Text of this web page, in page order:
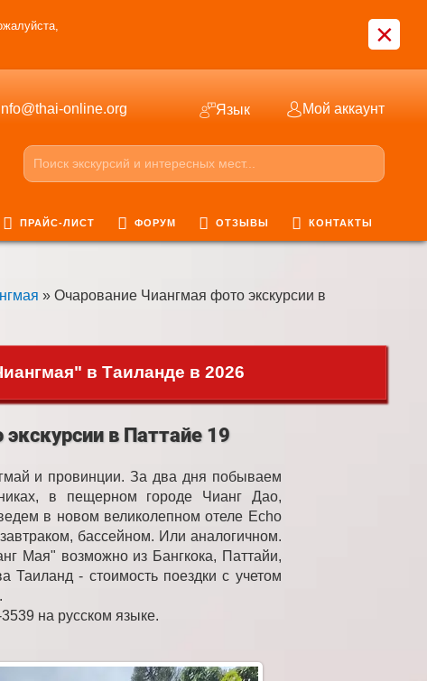
×
online.org Язык Мой аккаунт
ПРАЙС-ЛИСТ ФОРУМ ОТЗЫВЫ КОНТАКТЫ
» Очарование Чиангмая фото экскурсии в
в Таиланде в 2026
в Паттайе 19
и провинции. За два дня побываем
в пещерном городе Чианг Дао,
в новом великолепном отеле Echo
бассейном. Или аналогичном.
Мая" возможно из Бангкока, Паттайи,
Таиланд - стоимость поездки с учетом
на русском языке.